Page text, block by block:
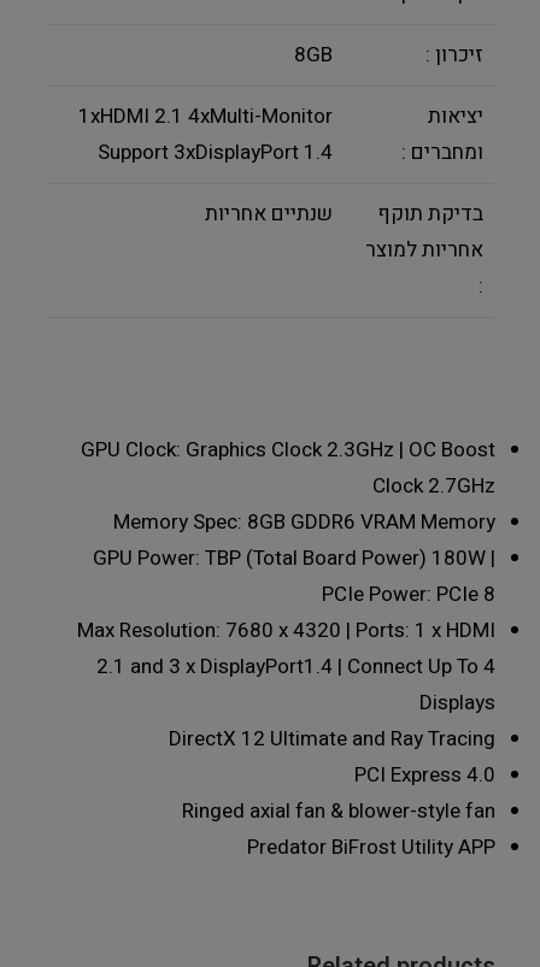
זיכרון : 8GB
יציאות
ומחברים :
1xHDMI 2.1 4xMulti-Monitor
Support 3xDisplayPort 1.4
בדיקת תוקף
אחריות למוצר
:
שנתיים אחריות
GPU Clock: Graphics Clock 2.3GHz | OC Boost
Clock 2.7GHz
Memory Spec: 8GB GDDR6 VRAM Memory
GPU Power: TBP (Total Board Power) 180W |
PCIe Power: PCIe 8
Max Resolution: 7680 x 4320 | Ports: 1 x HDMI
2.1 and 3 x DisplayPort1.4 | Connect Up To 4
Displays
DirectX 12 Ultimate and Ray Tracing
PCI Express 4.0
Ringed axial fan & blower-style fan
Predator BiFrost Utility APP